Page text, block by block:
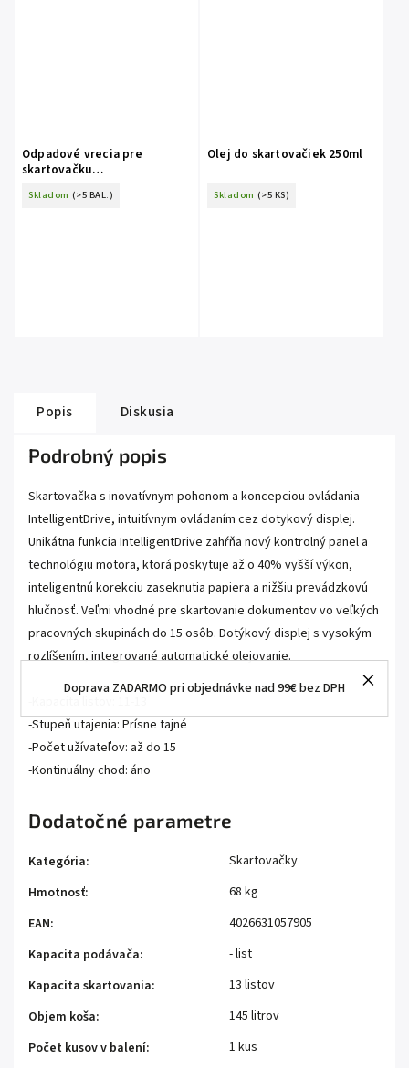
Doprava ZADARMO pri objednávke nad 99€ bez DPH
Odpadové vrecia pre
skartovačku
Skladom (>5 BAL.)
Olej do skartovačiek 250ml
Skladom (>5 KS)
Popis Diskusia
Podrobný popis
Skartovačka s inovatívnym pohonom a koncepciou ovládania
IntelligentDrive, intuitívnym ovládaním cez dotykový displej.
Unikátna funkcia IntelligentDrive zahŕňa nový kontrolný panel a
technológiu motora, ktorá poskytuje až o 40% vyšší výkon,
inteligentnú korekciu zaseknutia papiera a nižšiu prevádzkovú
hlučnosť. Veľmi vhodné pre skartovanie dokumentov vo veľkých
pracovných skupinách do 15 osôb. Dotýkový displej s vysokým
rozlíšením, integrované automatické olejovanie.
-Stupeň utajenia: Prísne tajné
-Počet užívateľov: až do 15
-Kontinuálny chod: áno
Dodatočné parametre
Kategória:
Skartovačky
Hmotnosť:
68 kg
EAN:
4026631057905
Kapacita podávača:
- list
Kapacita skartovania:
13 listov
Objem koša:
145 litrov
Počet kusov v balení:
1 kus